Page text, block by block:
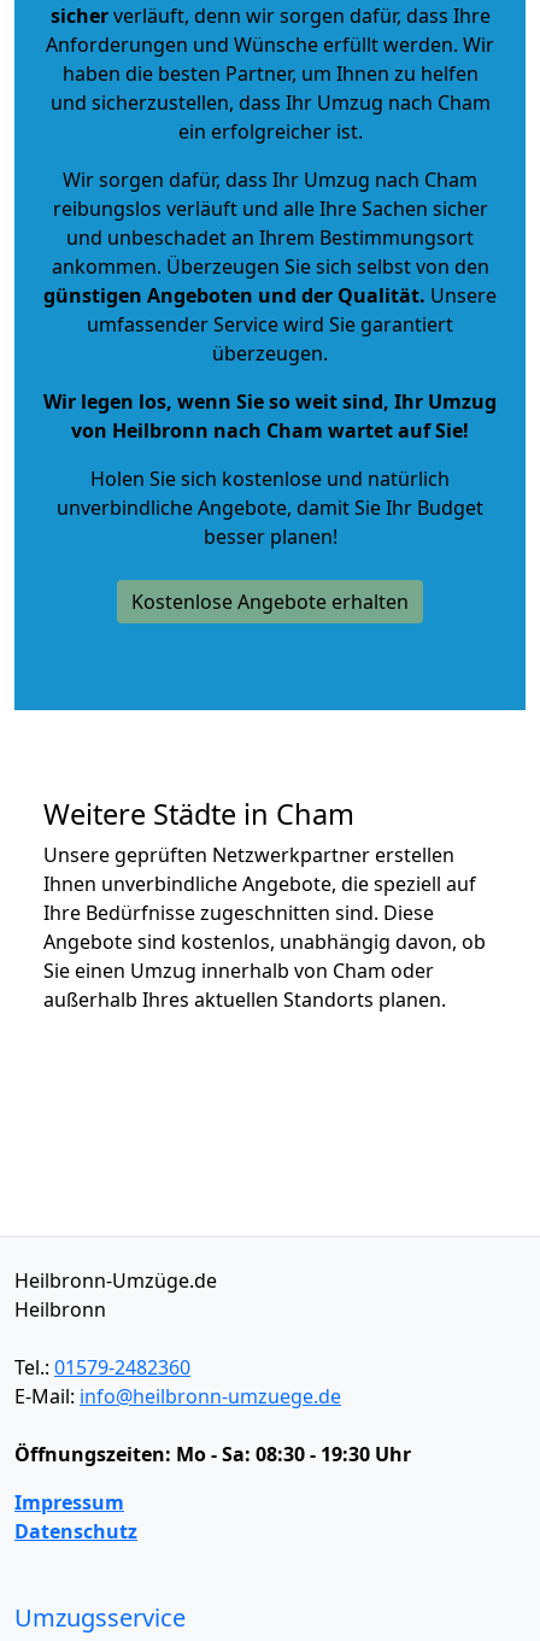
sicherverläuft, denn wir sorgen dafür, dass Ihre
Anforderungen und Wünsche erfüllt werden. Wir
haben die besten Partner, um Ihnen zu helfen
und sicherzustellen, dass Ihr Umzug nach Cham
ein erfolgreicher ist.
Wir sorgen dafür, dass Ihr Umzug nach Cham
reibungslos verläuft und alle Ihre Sachen sicher
und unbeschadet an Ihrem Bestimmungsort
ankommen. Überzeugen Sie sich selbst von den
günstigen Angeboten und der Qualität. Unsere
umfassender Service wird Sie garantiert
überzeugen.
Wir legen los, wenn Sie so weit sind, Ihr Umzug
von Heilbronn nach Cham wartet auf Sie!
Holen Sie sich kostenlose und natürlich
unverbindliche Angebote, damit Sie Ihr Budget
besser planen!
Kostenlose Angebote erhalten
Weitere Städte in Cham
Unsere geprüften Netzwerkpartner erstellen
Ihnen unverbindliche Angebote, die speziell auf
Ihre Bedürfnisse zugeschnitten sind. Diese
Angebote sind kostenlos, unabhängig davon, ob
Sie einen Umzug innerhalb von Cham oder
außerhalb Ihres aktuellen Standorts planen.
Heilbronn-Umzüge.de
Heilbronn
Tel.: 01579-2482360
E-Mail: info@heilbronn-umzuege.de
Öffnungszeiten: Mo - Sa: 08:30 - 19:30 Uhr
Impressum
Datenschutz
Umzugsservice